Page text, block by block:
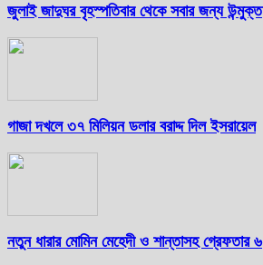
জুলাই জাদুঘর বৃহস্পতিবার থেকে সবার জন্য উন্মুক্ত
গাজা দখলে ৩৭ মিলিয়ন ডলার বরাদ্দ দিল ইসরায়েল
নতুন ধারার মোমিন মেহেদী ও শান্তাসহ গ্রেফতার ৬